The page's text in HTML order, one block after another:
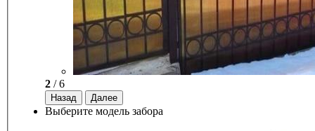
2 / 6
Назад Далее
Выберите модель забора